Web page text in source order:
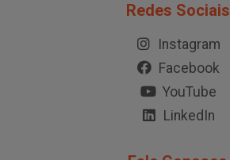
Redes Sociais
Instagram
Facebook
YouTube
LinkedIn